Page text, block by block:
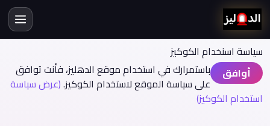
سياسة اسنخدام الكوكيز
أوافق
باستمرارك في استخدام موقع الدهليز، فأنت توافق
على سياسة الموقع لاستخدام الكوكيز.(عرض سياسة
استخدام الكوكيز)